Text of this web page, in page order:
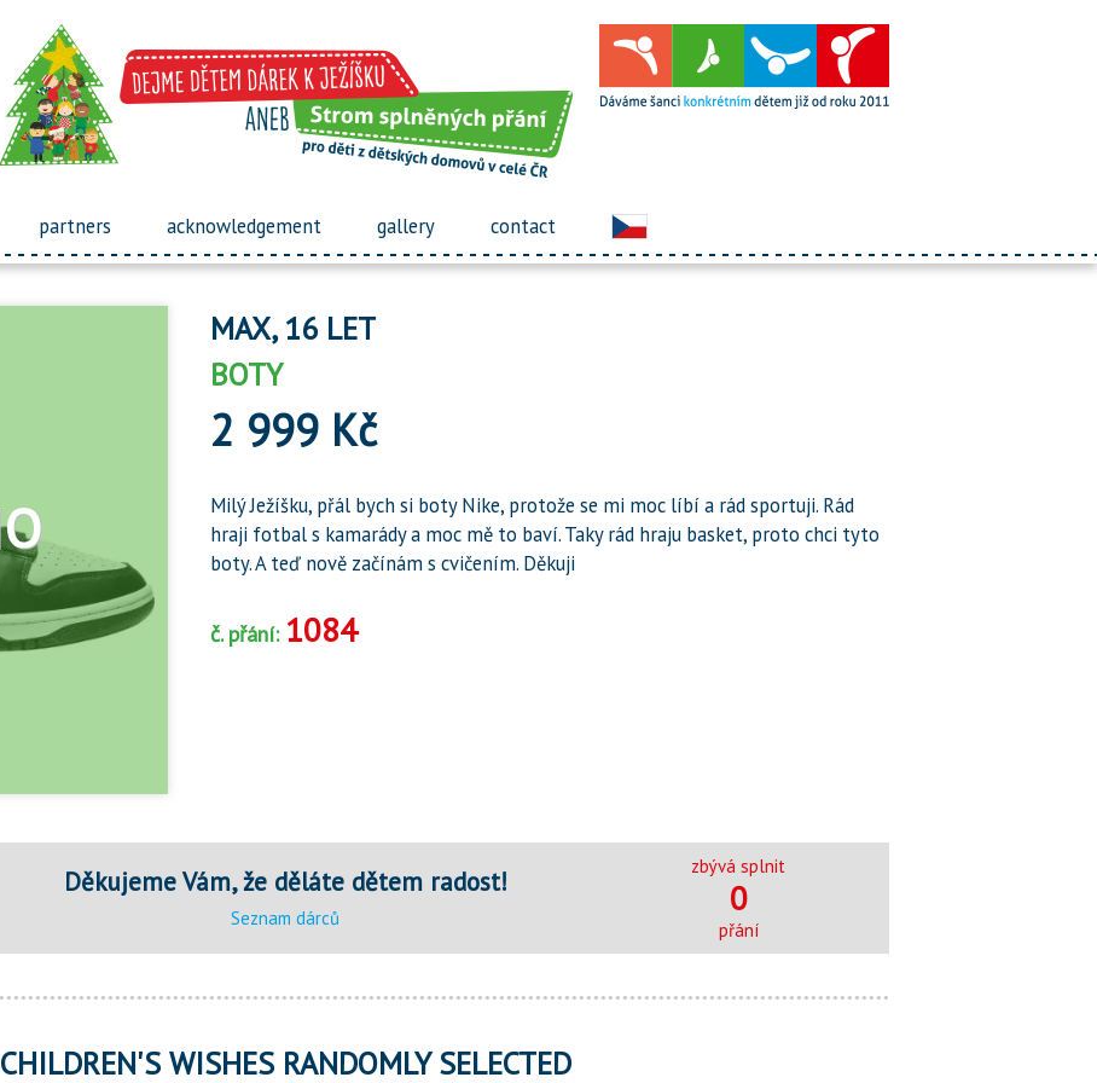
partners acknowledgement gallery contact
MAX, 16 LET
BOTY
2 999 Kč
Milý Ježíšku, přál bych si boty Nike, protože se mi moc líbí a rád sportuji. Rád
hraji fotbal s kamarády a moc mě to baví. Taky rád hraju basket, proto chci tyto
boty. A teď nově začínám s cvičením. Děkuji
č. přání: 1084
Děkujeme Vám, že děláte dětem radost!
Seznam dárců
zbývá splnit
0
přání
CHILDREN'S WISHES RANDOMLY SELECTED